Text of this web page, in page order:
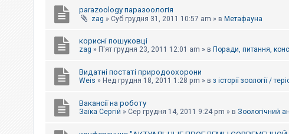
parazoology паразоологія
zag » Суб грудня 31, 2011 10:57 am » в Метафауна
корисні пошуковці
zag » П'ят грудня 23, 2011 12:01 am » в Поради, питання,
Видатні постаті природоохорони
Weis » Нед грудня 18, 2011 1:28 pm » в з історії зоології /
Вакансії на роботу
Заїка Сергій » Сер грудня 14, 2011 9:24 pm » в Зоологічний